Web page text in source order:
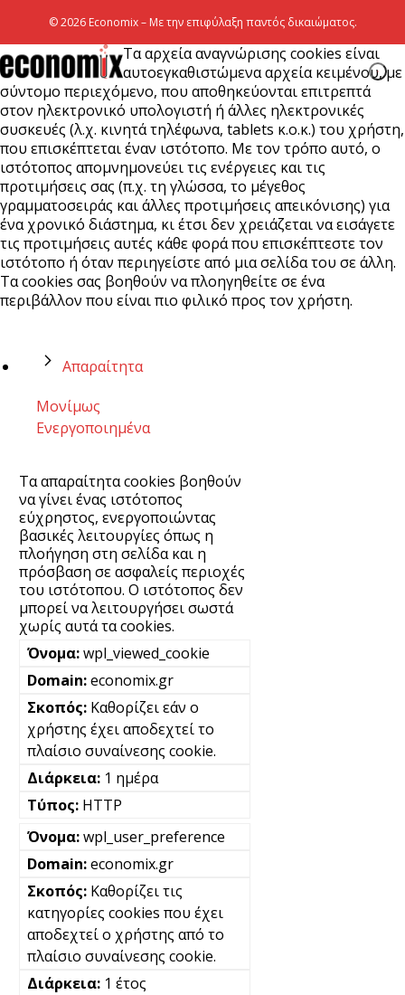
© 2026 Economix – Με την επιφύλαξη παντός δικαιώματος.
Τα αρχεία αναγνώρισης cookies είναι
αυτοεγκαθιστώμενα αρχεία κειμένου, με
σύντομο περιεχόμενο, που αποθηκεύονται επιτρεπτά
στον ηλεκτρονικό υπολογιστή ή άλλες ηλεκτρονικές
συσκευές (λ.χ. κινητά τηλέφωνα, tablets κ.ο.κ.) του χρήστη,
που επισκέπτεται έναν ιστότοπο. Με τον τρόπο αυτό, ο
ιστότοπος απομνημονεύει τις ενέργειες και τις
προτιμήσεις σας (π.χ. τη γλώσσα, το μέγεθος
γραμματοσειράς και άλλες προτιμήσεις απεικόνισης) για
ένα χρονικό διάστημα, κι έτσι δεν χρειάζεται να εισάγετε
τις προτιμήσεις αυτές κάθε φορά που επισκέπτεστε τον
ιστότοπο ή όταν περιηγείστε από μια σελίδα του σε άλλη.
Τα cookies σας βοηθούν να πλοηγηθείτε σε ένα
περιβάλλον που είναι πιο φιλικό προς τον χρήστη.
Απαραίτητα
Μονίμως
Ενεργοποιημένα
Τα απαραίτητα cookies βοηθούν
να γίνει ένας ιστότοπος
εύχρηστος, ενεργοποιώντας
βασικές λειτουργίες όπως η
πλοήγηση στη σελίδα και η
πρόσβαση σε ασφαλείς περιοχές
του ιστότοπου. Ο ιστότοπος δεν
μπορεί να λειτουργήσει σωστά
χωρίς αυτά τα cookies.
wpl_viewed_cookie
economix.gr
Καθορίζει εάν ο
χρήστης έχει αποδεχτεί το
πλαίσιο συναίνεσης cookie.
1 ημέρα
HTTP
wpl_user_preference
economix.gr
Καθορίζει τις
κατηγορίες cookies που έχει
αποδεχτεί ο χρήστης από το
πλαίσιο συναίνεσης cookie.
1 έτος